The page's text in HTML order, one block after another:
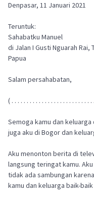
Denpasar, 11 Januari 2021
Teruntuk:
Sahabatku Manuel
di Jalan I Gusti Nguarah Rai,
Papua
Salam persahabatan,
( . . . . . . . . . . . . . . . . . . . . . . . . . .
Semoga kamu dan
juga aku di Bogor dan
Aku menonton berita di
langsung teringat kamu.
tidak ada sambungan
kamu dan keluarga baik-